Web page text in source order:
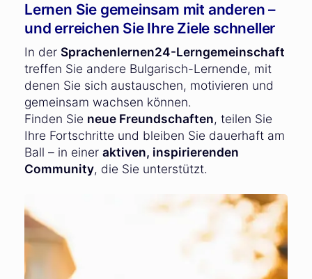
Lernen Sie gemeinsam mit anderen –
und erreichen Sie Ihre Ziele schneller
In der Sprachenlernen24-Lerngemeinschaft
treffen Sie andere Bulgarisch-Lernende, mit
denen Sie sich austauschen, motivieren und
gemeinsam wachsen können.
Finden Sie neue Freundschaften, teilen Sie
Ihre Fortschritte und bleiben Sie dauerhaft am
Ball – in einer aktiven, inspirierenden
Community, die Sie unterstützt.